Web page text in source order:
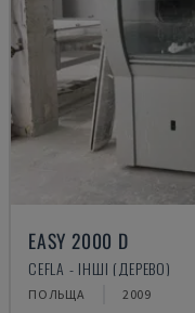
EASY 2000 D
CEFLA - ІНШІ (ДЕРЕВО)
ПОЛЬЩА 2009